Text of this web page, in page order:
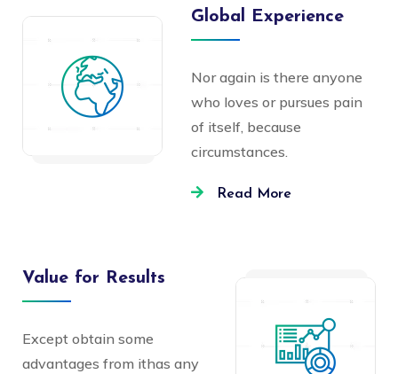
Global Experience
Nor again is there anyone
who loves or pursues pain
of itself, because
circumstances.
Read More
Value for Results
Except obtain some
advantages from ithas any